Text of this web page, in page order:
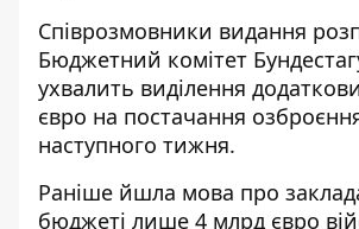
Співрозмовники видання
Бюджетний комітет
ухвалить виділення
євро на постачання
наступного тижня.
Раніше йшла мова про
бюджеті лише 4 млрд євро